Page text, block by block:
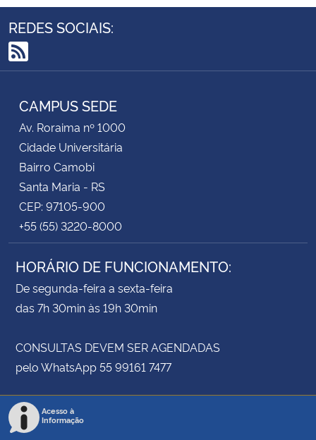
REDES SOCIAIS:
RSS
CAMPUS SEDE
Av. Roraima nº 1000
Cidade Universitária
Bairro Camobi
Santa Maria - RS
CEP: 97105-900
+55 (55) 3220-8000
HORÁRIO DE FUNCIONAMENTO:
De segunda-feira a sexta-feira
das 7h 30min às 19h 30min
CONSULTAS DEVEM SER AGENDADAS
pelo WhatsApp 55 99161 7477
Acesso à
Informação